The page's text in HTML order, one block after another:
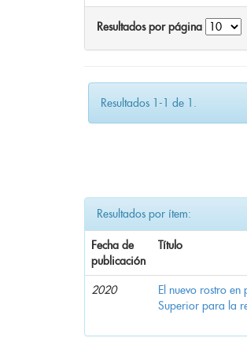
Resultados por página
Resultados 1-1 de 1.
Resultados por ítem:
Fecha de
publicación
Título
2020
El nuevo rostro
Superior para la